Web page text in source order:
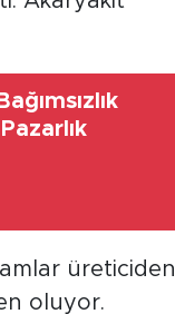
üreticiden
oluyor.